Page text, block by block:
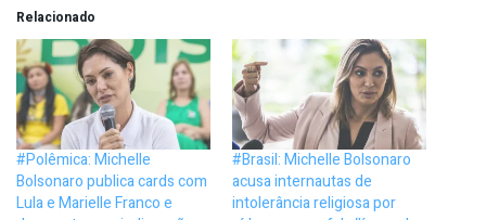
Relacionado
#Polêmica: Michelle
Bolsonaro publica cards com
Lula e Marielle Franco e
#Brasil: Michelle Bolsonaro
acusa internautas de
intolerância religiosa por